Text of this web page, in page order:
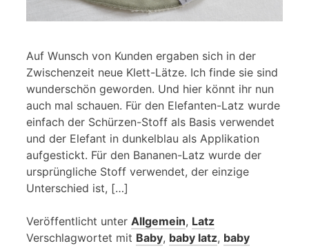
Auf Wunsch von Kunden ergaben sich in der
Zwischenzeit neue Klett-Lätze. Ich finde sie sind
wunderschön geworden. Und hier könnt ihr nun
auch mal schauen. Für den Elefanten-Latz wurde
einfach der Schürzen-Stoff als Basis verwendet
und der Elefant in dunkelblau als Applikation
aufgestickt. Für den Bananen-Latz wurde der
ursprüngliche Stoff verwendet, der einzige
Unterschied ist, […]
Veröffentlicht unter Allgemein, Latz
Verschlagwortet mit Baby, baby latz, baby